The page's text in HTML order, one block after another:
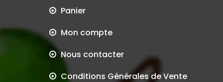
Panier
Mon compte
Nous contacter
Conditions Générales de Vente